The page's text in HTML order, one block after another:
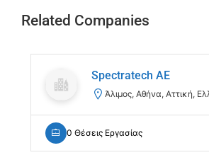
Related Companies
Spectratech AE
Άλιμος, Αθήνα, Αττική,
0 Θέσεις Εργασίας